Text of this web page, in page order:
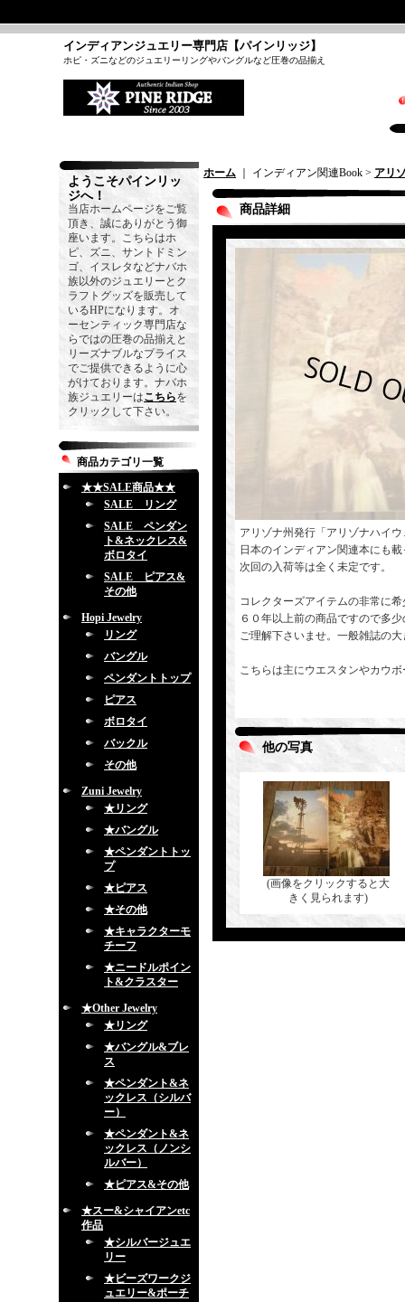
インディアンジュエリー専門店【パインリッジ】
ホピ・ズニなどのジュエリーリングやバングルなど圧巻の品揃え
ようこそパインリッ
ジへ！
当店ホームページをご覧
頂き、誠にありがとう御
座います。こちらはホ
ピ、ズニ、サントドミン
ゴ、イスレタなどナバホ
族以外のジュエリーとク
ラフトグッズを販売して
いるHPになります。オ
ーセンティック専門店な
らではの圧巻の品揃えと
リーズナブルなプライス
でご提供できるように心
がけております。ナバホ
族ジュエリーはこちらを
クリックして下さい。
商品カテゴリ一覧
★★SALE商品★★
SALE リング
SALE ペンダン
ト&ネックレス&
ボロタイ
SALE ピアス&
その他
Hopi Jewelry
リング
バングル
ペンダントトップ
ピアス
ボロタイ
バックル
その他
Zuni Jewelry
★リング
★バングル
★ペンダントトッ
プ
★ピアス
★その他
★キャラクターモ
チーフ
★ニードルポイン
ト&クラスター
★Other Jewelry
★リング
★バングル&ブレ
ス
★ペンダント&ネ
ックレス（シルバ
ー）
★ペンダント&ネ
ックレス（ノンシ
ルバー）
★ピアス&その他
★スー&シャイアンetc
作品
★シルバージュエ
リー
★ビーズワークジ
ュエリー&ポーチ
ホーム ｜ インディアン関連Book > アリ
商品詳細
アリゾナ州発行「アリゾナハイ
日本のインディアン関連本にも
次回の入荷等は全く未定です。
コレクターズアイテムの非常に
６０年以上前の商品ですので多
ご理解下さいませ。一般雑誌の
こちらは主にウエスタンやカウ
他の写真
(画像をクリックすると大
きく見られます)